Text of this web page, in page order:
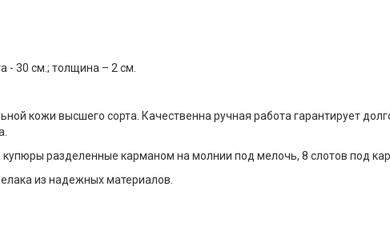
- 30 см.; толщина – 2 см.
кожи высшего сорта. Качественна ручная работа гарантирует
купюры разделенные карманом на молнии под мелочь, 8 слотов под
из надежных материалов.